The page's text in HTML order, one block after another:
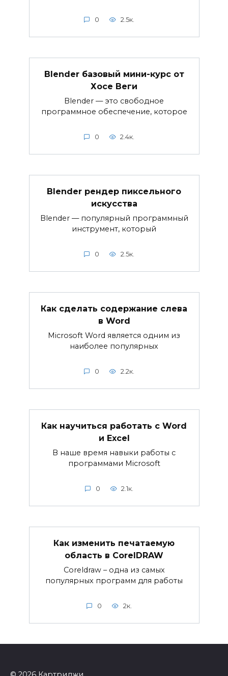
0 2.5к.
Blender базовый мини-курс от
Хосе Веги
Blender — это свободное
программное обеспечение, которое
0 2.4к.
Blender рендер пиксельного
искусства
Blender — популярный программный
инструмент, который
0 2.5к.
Как сделать содержание слева
в Word
Microsoft Word является одним из
наиболее популярных
0 2.2к.
Как научиться работать с Word
и Excel
В наше время навыки работы с
программами Microsoft
0 2.1к.
Как изменить печатаемую
область в CorelDRAW
Coreldraw – одна из самых
популярных программ для работы
0 2к.